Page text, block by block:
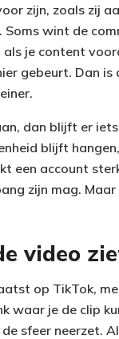
zijn, zoals zij
wint de
je content
gebeurt. Dan is
dan blijft er
blijft
een account
zijn mag.
video
op TikTok,
waar je de clip
sfeer neerzet.